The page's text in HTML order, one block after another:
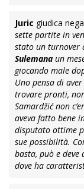
Juric giudica
sette partite in
stato un turnover
Sulemana un
giocando male
Uno pensa di
trovare pronti,
Samardžić non
aveva fatto bene
disputato ottime
sue possibilità.
basta, può e
dove ha